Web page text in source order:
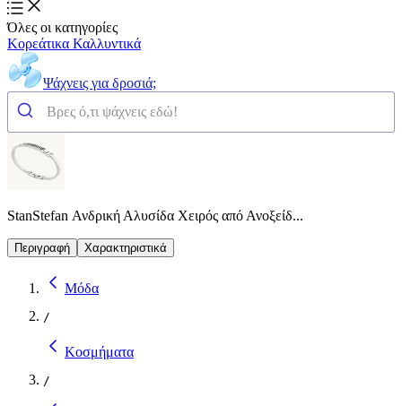
Όλες οι κατηγορίες
Κορεάτικα Καλλυντικά
Ψάχνεις για δροσιά;
StanStefan Ανδρική Αλυσίδα Χειρός από Ανοξείδ...
Περιγραφή Χαρακτηριστικά
Μόδα
/
Κοσμήματα
/